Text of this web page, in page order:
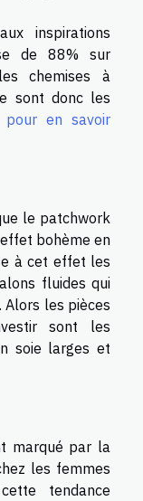
inspirations
de 88% sur
chemises à
sont donc les
pour en savoir
le patchwork
bohème en
à cet effet les
fluides qui
les pièces
sont les
soie larges et
marqué par la
les femmes
tendance